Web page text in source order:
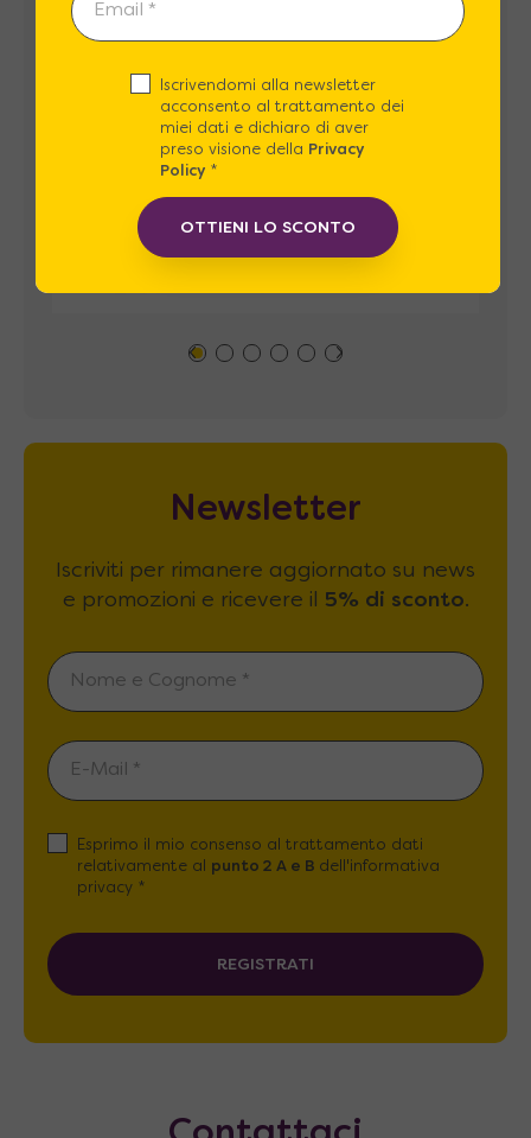
Recensioni
Newsletter
Iscriviti per rimanere aggiornato su news
e promozioni e ricevere il 5% di sconto.
Esprimo il mio consenso al trattamento dati
relativamente al punto 2 A e B dell'informativa
privacy *
REGISTRATI
Iscrivendomi alla newsletter
acconsento al trattamento dei
miei dati e dichiaro di aver
preso visione della Privacy
Policy*
OTTIENI LO SCONTO